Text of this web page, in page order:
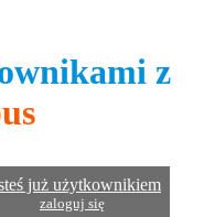
z
już użytkownikiem
zaloguj się